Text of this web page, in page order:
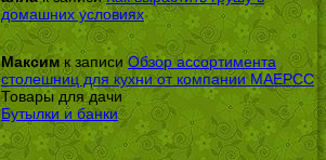
домашних условиях
Максимк записиОбзор ассортимента
столешниц для кухни от компании МАЕРСС
Товары для дачи
Бутылки и банки